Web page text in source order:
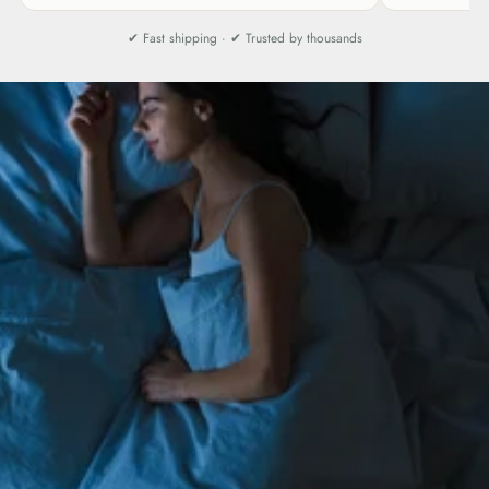
✔ Fast shipping · ✔ Trusted by thousands